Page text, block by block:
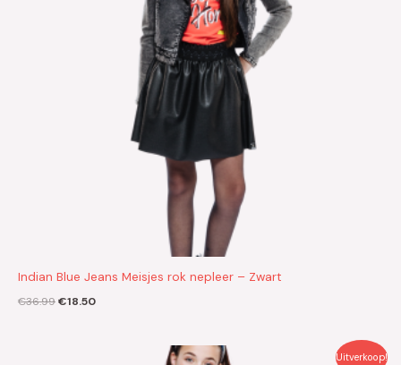
Indian Blue Jeans Meisjes rok nepleer – Zwart
€36.99€18.50
Uitverkoop!